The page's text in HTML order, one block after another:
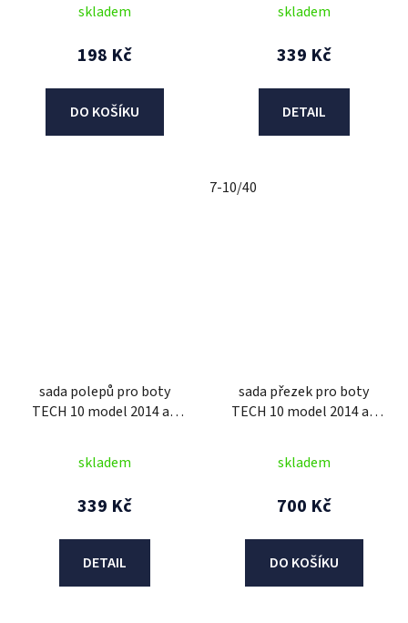
skladem
198 Kč
DO KOŠÍKU
modrá/fialová/zelená)
skladem
339 Kč
DETAIL
7-10/40
sada polepů pro boty
TECH 10 model 2014 až
skladem
339 Kč
DETAIL
sada přezek pro boty
TECH 10 model 2014 až
skladem
700 Kč
DO KOŠÍKU